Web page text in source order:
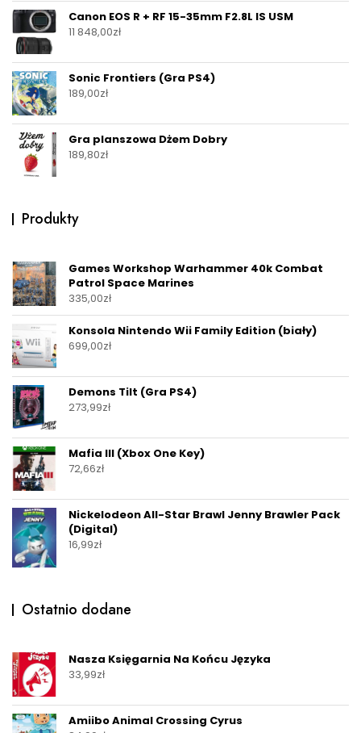
Canon EOS R + RF 15-35mm F2.8L IS USM
11 848,00zł
Sonic Frontiers (Gra PS4)
189,00zł
Gra planszowa Dżem Dobry
189,80zł
Produkty
Games Workshop Warhammer 40k Combat
Patrol Space Marines
335,00zł
Konsola Nintendo Wii Family Edition (biały)
699,00zł
Demons Tilt (Gra PS4)
273,99zł
Mafia III (Xbox One Key)
72,66zł
Nickelodeon All-Star Brawl Jenny Brawler Pack
(Digital)
16,99zł
Ostatnio dodane
Nasza Księgarnia Na Końcu Języka
33,99zł
Amiibo Animal Crossing Cyrus